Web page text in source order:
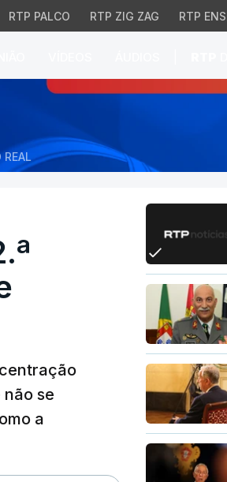
RTP PALCO RTP ZIG ZAG RTP
REAL
se
a